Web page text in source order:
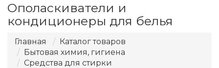
Ополаскиватели и
кондиционеры для белья
Главная
Каталог товаров
Бытовая химия, гигиена
Средства для стирки